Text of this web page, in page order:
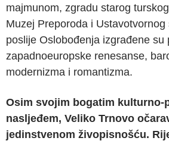
majmunom, zgradu starog
Muzej Preporoda i
poslije Oslobođenja izgrađene su
zapadnoeuropske renesanse,
modernizma i romantizma.
Osim svojim bogatim kulturno-
nasljeđem, Veliko Trnovo
jedinstvenom živopisnošću.